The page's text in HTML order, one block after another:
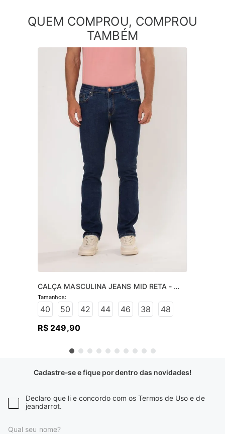
QUEM COMPROU, COMPROU
TAMBÉM
CALÇA MASCULINA JEANS MID RETA -
JEANS ESCURO
40 50 42 44 46 38
48
R$ 249,90
Cadastre-se e fique por dentro das novidades!
Declaro que li e concordo com os Termos de Uso e de
jeandarrot.